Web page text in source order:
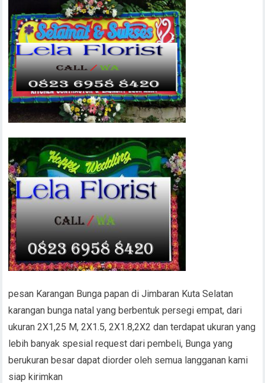
pesan Karangan Bunga papan di Jimbaran Kuta Selatan
karangan bunga natal yang berbentuk persegi empat, dari
ukuran 2X1,25 M, 2X1.5, 2X1.8,2X2 dan terdapat ukuran yang
lebih banyak spesial request dari pembeli, Bunga yang
berukuran besar dapat diorder oleh semua langganan kami
siap kirimkan